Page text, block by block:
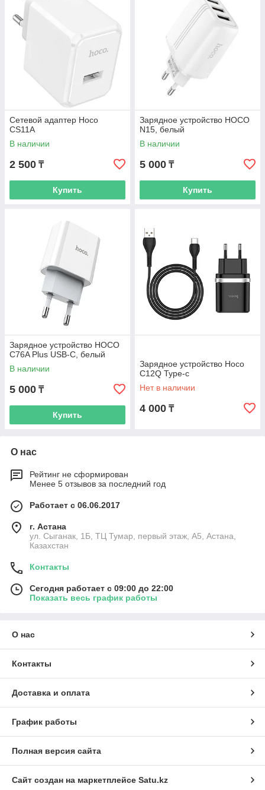
Сетевой адаптер Hoco
CS11A
В наличии
2 500 ₸
Купить
Зарядное устройство HOCO
N15, белый
В наличии
5 000 ₸
Купить
Зарядное устройство HOCO
C76A Plus USB-C, белый
В наличии
5 000 ₸
Купить
Зарядное устройство Hoco
C12Q Type-c
Нет в наличии
4 000 ₸
О нас
Рейтинг не сформирован
Менее 5 отзывов за последний год
Работает с 06.06.2017
г. Астана
ул. Сыганак, 1Б, ТЦ Тумар, первый этаж, А5, Астана,
Казахстан
Контакты
Сегодня работает с 09:00 до 22:00
Показать весь график работы
О нас
Контакты
Доставка и оплата
График работы
Полная версия сайта
Сайт создан на маркетплейсе Satu.kz